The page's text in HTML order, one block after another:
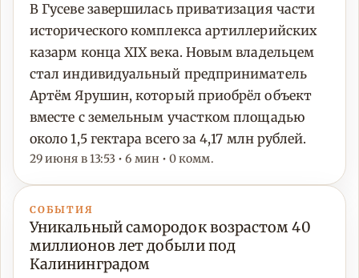
В Гусеве завершилась приватизация части
исторического комплекса артиллерийских
казарм конца XIX века. Новым владельцем
стал индивидуальный предприниматель
Артём Ярушин, который приобрёл объект
вместе с земельным участком площадью
около 1,5 гектара всего за 4,17 млн рублей.
29 июня в 13:53 • 6 мин • 0 комм.
СОБЫТИЯ
Уникальный самородок возрастом 40
миллионов лет добыли под
Калининградом